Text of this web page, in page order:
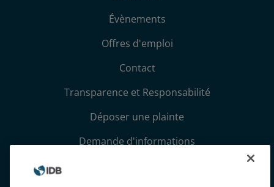
Évènements
Offres d'emploi
Contact
Transparence et Responsabilité
Déposer une plainte
Demande d'informations
Conditions générales et avis de confidentialité